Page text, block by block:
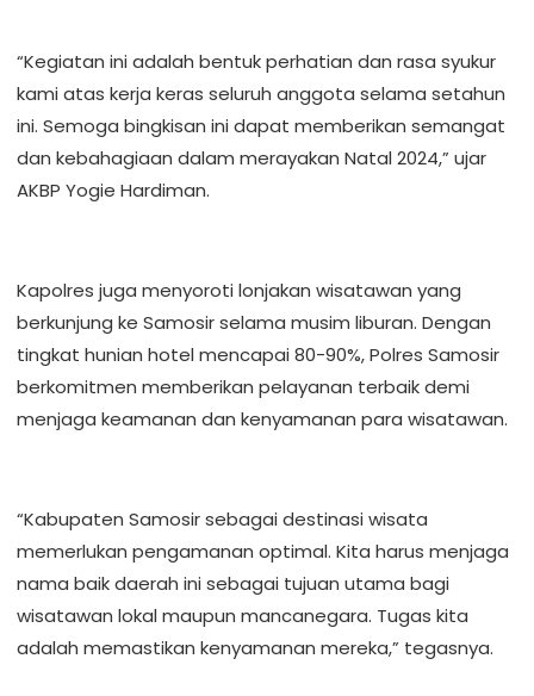
“Kegiatan ini adalah bentuk perhatian dan rasa syukur
kami atas kerja keras seluruh anggota selama setahun
ini. Semoga bingkisan ini dapat memberikan semangat
dan kebahagiaan dalam merayakan Natal 2024,” ujar
AKBP Yogie Hardiman.
Kapolres juga menyoroti lonjakan wisatawan yang
berkunjung ke Samosir selama musim liburan. Dengan
tingkat hunian hotel mencapai 80-90%, Polres Samosir
berkomitmen memberikan pelayanan terbaik demi
menjaga keamanan dan kenyamanan para wisatawan.
“Kabupaten Samosir sebagai destinasi wisata
memerlukan pengamanan optimal. Kita harus menjaga
nama baik daerah ini sebagai tujuan utama bagi
wisatawan lokal maupun mancanegara. Tugas kita
adalah memastikan kenyamanan mereka,” tegasnya.